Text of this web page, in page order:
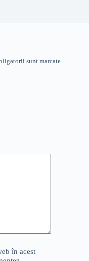
sunt marcate
în acest